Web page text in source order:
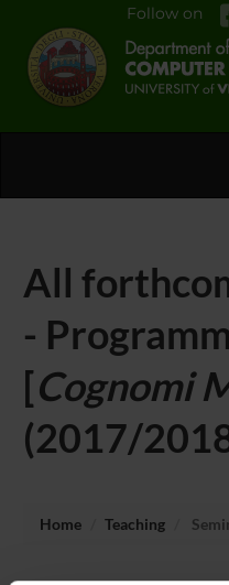
Follow on
All
-
[Cognomi
(2017/
Home Teaching